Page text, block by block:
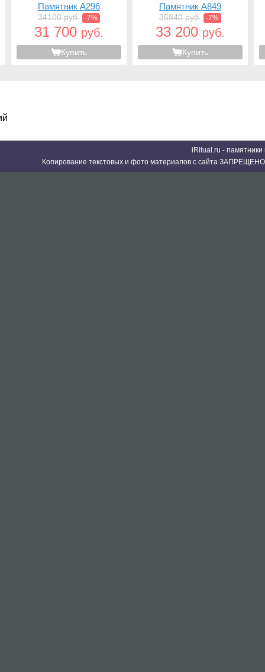
Памятник A296
34100 руб. -7%
31 700 руб.
Купить
Памятник A849
35840 руб. -7%
33 200 руб.
Купить
iRitual.ru -
Копирование текстовых и фото материалов с сайта